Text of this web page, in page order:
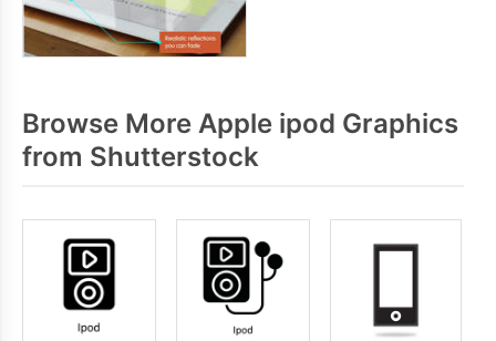
Browse More Apple ipod Graphics
from Shutterstock